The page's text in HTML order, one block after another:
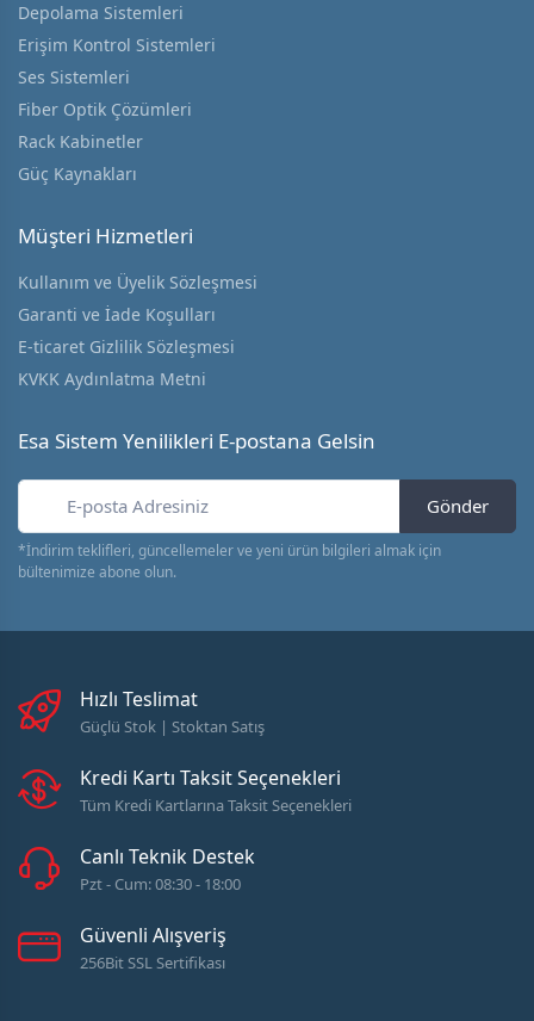
Depolama Sistemleri
Erişim Kontrol Sistemleri
Ses Sistemleri
Fiber Optik Çözümleri
Rack Kabinetler
Güç Kaynakları
Müşteri Hizmetleri
Kullanım ve Üyelik Sözleşmesi
Garanti ve İade Koşulları
E-ticaret Gizlilik Sözleşmesi
KVKK Aydınlatma Metni
Esa Sistem Yenilikleri E-postana Gelsin
Gönder
*İndirim teklifleri, güncellemeler ve yeni ürün bilgileri almak için
bültenimize abone olun.
Hızlı Teslimat
Güçlü Stok | Stoktan Satış
Kredi Kartı Taksit Seçenekleri
Tüm Kredi Kartlarına Taksit Seçenekleri
Canlı Teknik Destek
Pzt - Cum: 08:30 - 18:00
Güvenli Alışveriş
256Bit SSL Sertifikası